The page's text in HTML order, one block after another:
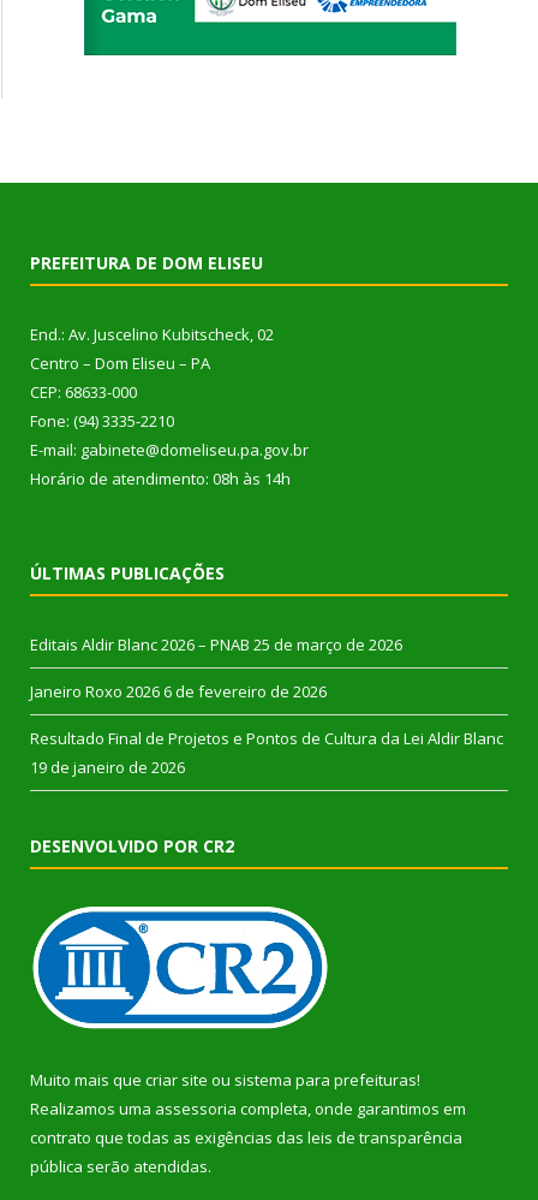
PREFEITURA DE DOM ELISEU
End.: Av. Juscelino Kubitscheck, 02
Centro – Dom Eliseu – PA
CEP: 68633-000
Fone: (94) 3335-2210
E-mail: gabinete@domeliseu.pa.gov.br
Horário de atendimento: 08h às 14h
ÚLTIMAS PUBLICAÇÕES
Editais Aldir Blanc 2026 – PNAB 25 de março de 2026
Janeiro Roxo 2026 6 de fevereiro de 2026
Resultado Final de Projetos e Pontos de Cultura da Lei Aldir Blanc
19 de janeiro de 2026
DESENVOLVIDO POR CR2
Muito mais que criar site ou sistema para prefeituras!
Realizamos uma assessoria completa, onde garantimos em
contrato que todas as exigências das leis de transparência
pública serão atendidas.